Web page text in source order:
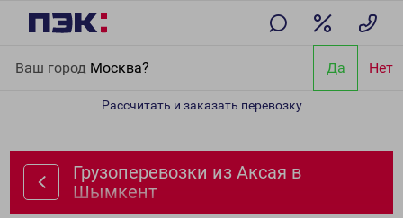
Ваш город Москва? Да Нет
Рассчитать и заказать перевозку
Грузоперевозки из Аксая в
Шымкент